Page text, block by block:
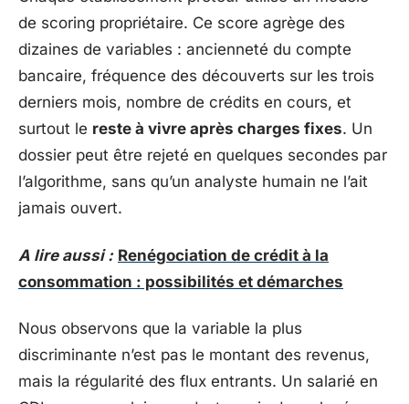
de scoring propriétaire. Ce score agrège des
dizaines de variables : ancienneté du compte
bancaire, fréquence des découverts sur les trois
derniers mois, nombre de crédits en cours, et
surtout le reste à vivre après charges fixes. Un
dossier peut être rejeté en quelques secondes par
l’algorithme, sans qu’un analyste humain ne l’ait
jamais ouvert.
A lire aussi : Renégociation de crédit à la
consommation : possibilités et démarches
Nous observons que la variable la plus
discriminante n’est pas le montant des revenus,
mais la régularité des flux entrants. Un salarié en